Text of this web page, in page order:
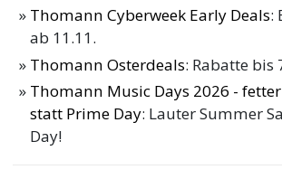
Thomann Cyberweek Early Deals:
ab 11.11.
Thomann Osterdeals: Rabatte bis
Thomann Music Days 2026 -
statt Prime Day: Lauter Summer
Day!